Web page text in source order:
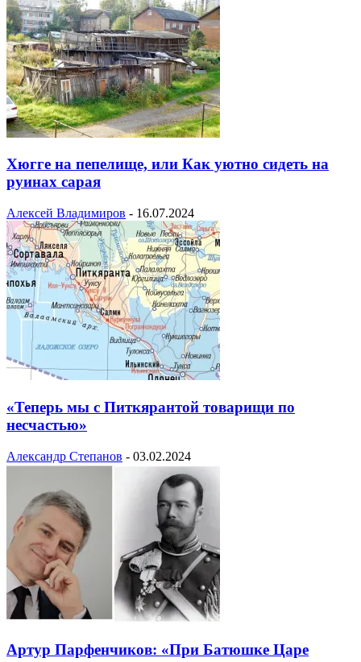
Хюгге на пепелище, или Как уютно сидеть на
руинах сарая
Алексей Владимиров - 16.07.2024
«Теперь мы с Питкярантой товарищи по
несчастью»
Александр Степанов - 03.02.2024
Артур Парфенчиков: «При Батюшке Царе